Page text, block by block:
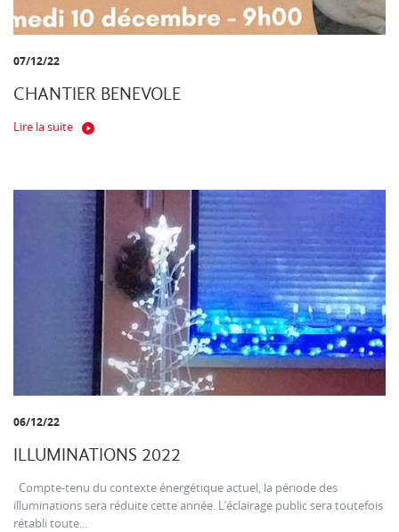
07/12/22
CHANTIER BENEVOLE
Lire la suite
06/12/22
ILLUMINATIONS 2022
Compte-tenu du contexte énergétique actuel, la période des
illuminations sera réduite cette année. L’éclairage public sera toutefois
rétabli toute...